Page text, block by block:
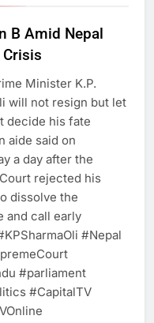
B Amid Nepal
Minister K.P.
will not resign but let
decide his fate
aide said on
a day after the
rejected his
dissolve the
and call early
#Nepal​
#parliament​
#CapitalTV​
गांवों में बढ़ेंगी सुविधाएं: 67%
का बजट
को लेकर बड़ी खबरें
परिवार पर बड़ा झटका,
IRCTC घोटाले में आरोप